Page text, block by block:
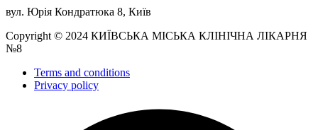
вул. Юрія Кондратюка 8, Київ
Copyright © 2024 КИЇВСЬКА МІСЬКА КЛІНІЧНА ЛІКАРНЯ
№8
Terms and conditions
Privacy policy